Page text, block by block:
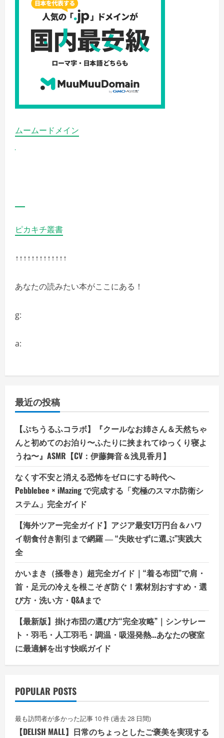
ご
覧
く
だ
さ
い
ムームードメイン
ピカキチ叢書
↑↑↑↑↑↑↑↑↑↑↑↑↑
あなたの読みたい本がここにある！
g:
a:
最近の投稿
【ぷちうるふコラボ】『クールなお姉さん＆天然ちゃ
んと初めてのお泊り〜ふたりに挟まれてゆっくり寝よ
うね〜』ASMR【CV：伊藤舞音＆浅見香月】
なくす不安と消える恐怖をゼロにする時代へ
Pebblebee × iMazing で完成する「究極のスマホ防衛シ
ステム」完全ガイド
【海外ツアー完全ガイド】アジア最安1万円台＆ハワ
イ朝食付き割引まで網羅 ― “失敗せずに選ぶ”実践大
全
かいまき（掻巻き）超完全ガイド｜“着る布団”で肩・
首・足元の冷えを根こそぎ防ぐ！素材別おすすめ・選
び方・洗い方・Q&Aまで
【最新版】掛け布団の選び方“完全攻略”｜シンサレー
ト・羽毛・人工羽毛・調温・吸湿発熱…あなたの寝室
に最適解を出す快眠ガイド
POPULAR POSTS
最も訪問者が多かった記事 10 件 (過去 28 日間)
【DELISH MALL】日常のちょっとしたご褒美を実現する